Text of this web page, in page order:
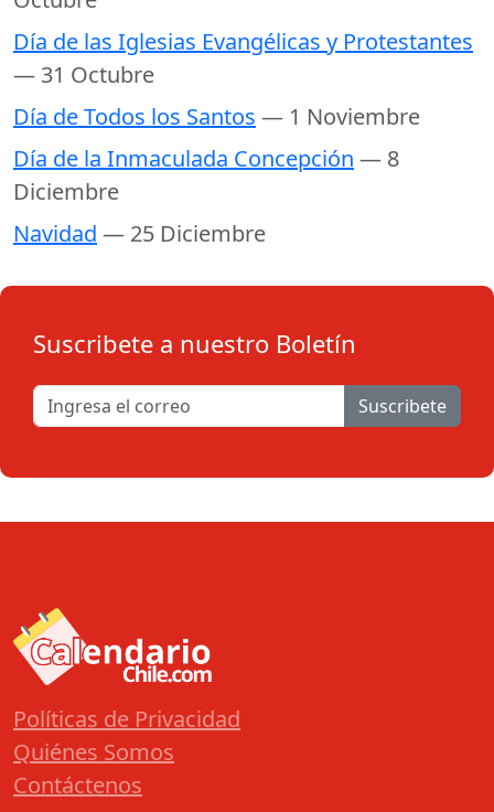
Día de las Iglesias Evangélicas y Protestantes
— 31 Octubre
Día de Todos los Santos — 1 Noviembre
Día de la Inmaculada Concepción — 8
Diciembre
Navidad — 25 Diciembre
Suscribete a nuestro Boletín
Suscribete
Políticas de Privacidad
Quiénes Somos
Contáctenos